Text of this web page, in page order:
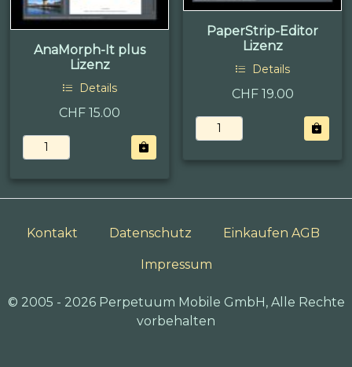
AnaMorph-It plus
Lizenz
Details
CHF 15.00
PaperStrip-Editor
Lizenz
Details
CHF 19.00
Kontakt Datenschutz Einkaufen AGB
Impressum
© 2005 - 2026 Perpetuum Mobile GmbH, Alle Rechte
vorbehalten